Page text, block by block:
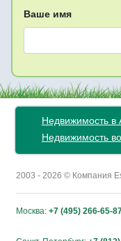
Ваше имя
Недвижимость в
Недвижимость
2003 - 2026 © Компания
Москва: +7 (495) 266-65-